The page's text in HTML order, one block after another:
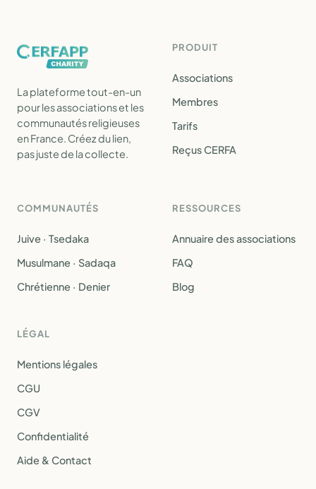
La plateforme tout-en-un
pour les associations et les
communautés religieuses
en France. Créez du lien,
pas juste de la collecte.
PRODUIT
Associations
Membres
Tarifs
Reçus CERFA
COMMUNAUTÉS
Juive · Tsedaka
Musulmane · Sadaqa
Chrétienne · Denier
RESSOURCES
Annuaire des associations
FAQ
Blog
LÉGAL
Mentions légales
CGU
CGV
Confidentialité
Aide & Contact